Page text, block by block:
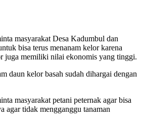
masyarakat Desa Kadumbul dan
bisa terus menanam kelor karena
juga memiliki nilai ekonomis yang tinggi.
daun kelor basah sudah dihargai dengan
masyarakat petani peternak agar bisa
agar tidak mengganggu tanaman